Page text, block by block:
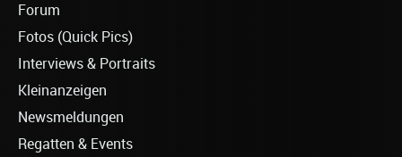
Forum
Fotos (Quick Pics)
Interviews & Portraits
Kleinanzeigen
Newsmeldungen
Regatten & Events